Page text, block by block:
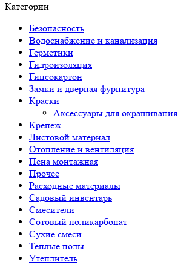
Категории
Безопасность
Водоснабжение и канализация
Герметики
Гидроизоляция
Гипсокартон
Замки и дверная фурнитура
Краски
Аксессуары для окрашивания
Крепеж
Листовой материал
Отопление и вентиляция
Пена монтажная
Прочее
Расходные материалы
Садовый инвентарь
Смесители
Сотовый поликарбонат
Сухие смеси
Теплые полы
Утеплитель